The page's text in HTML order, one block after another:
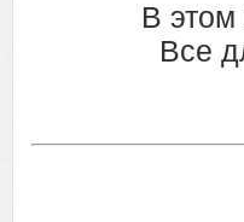
В
Все